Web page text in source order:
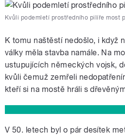
Kvůli podemletí prostředního pilíře most
K tomu naštěstí nedošlo, i když
války měla stavba namále. Na
ustupujících německých vojsk,
kvůli čemuž zemřeli
kteří si na mostě hráli s
V 50. letech byl o pár desítek